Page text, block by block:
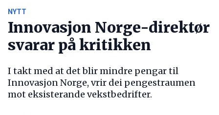
NYTT
Innovasjon Norge-direktør
svarar på kritikken
I takt med at det blir mindre pengar til
Innovasjon Norge, vrir dei pengestraumen
mot eksisterande vekstbedrifter.